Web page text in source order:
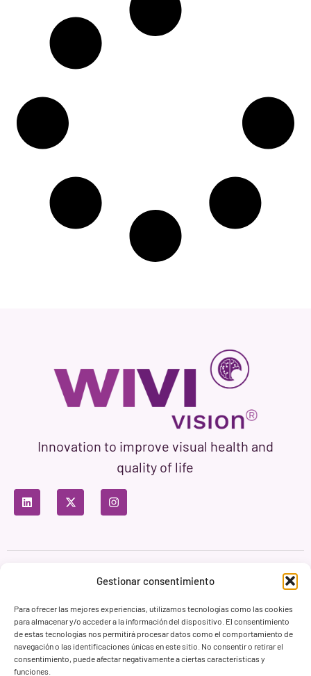
Gestionar consentimiento
Para ofrecer las mejores experiencias, utilizamos tecnologías como las cookies
para almacenar y/o acceder a la información del dispositivo. El consentimiento
de estas tecnologías nos permitirá procesar datos como el comportamiento de
navegación o las identificaciones únicas en este sitio. No consentir o retirar el
consentimiento, puede afectar negativamente a ciertas características y
funciones.
Innovation to improve visual health and
quality of life
Privacy Policy Terms of Use
Cookie Policy